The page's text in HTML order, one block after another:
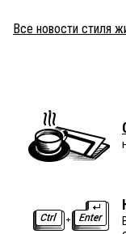
Все новости стиля